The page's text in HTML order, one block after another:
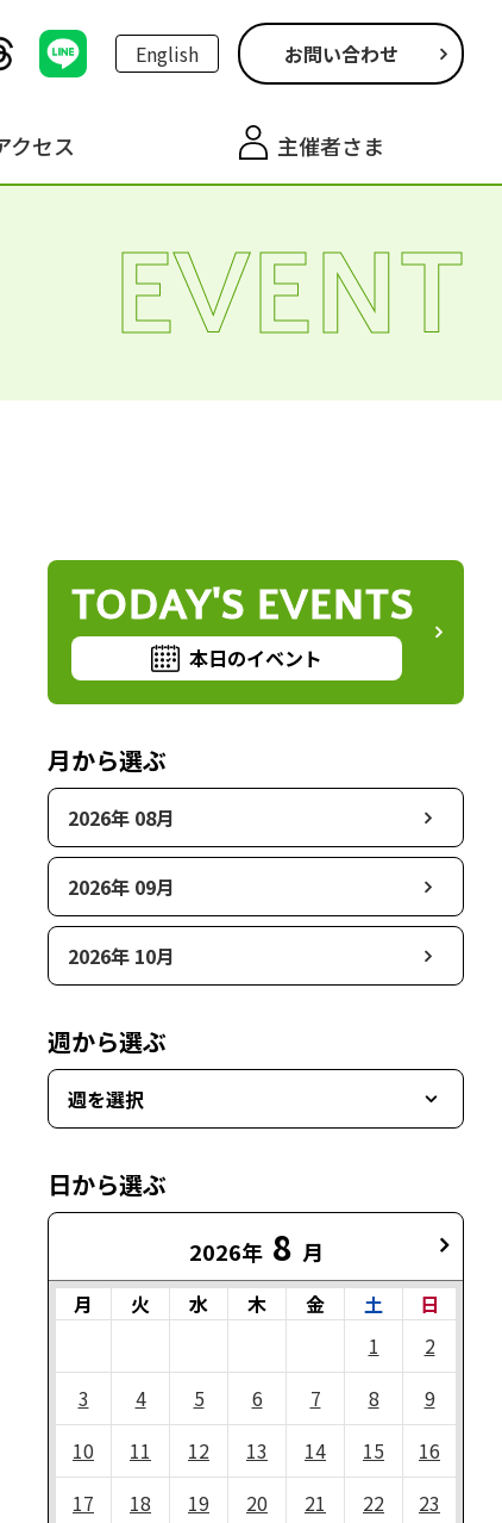
English お問い合わせ
クセス 主催者さま
EVENT
TODAY'S EVENTS
本日のイベント
月から選ぶ
2026年 08月
2026年 09月
2026年 10月
週から選ぶ
週を選択
日から選ぶ
2026年 8 月
月 火 水 木 金 土
日
1
2
3
4 5 6 7 8
9
10
11 12 13 14 15
16
17
18 19 20 21 22
23